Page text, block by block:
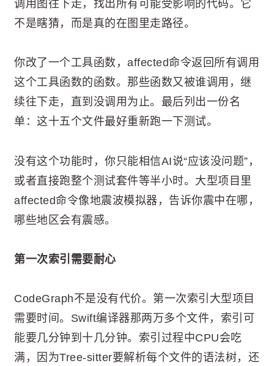
调用图往下走，找出所有可能受影响的代码。它
不是瞎猜，而是真的在图里走路径。
你改了一个工具函数，affected命令返回所有调用
这个工具函数的函数。那些函数又被谁调用，继
续往下走，直到没调用为止。最后列出一份名
单：这十五个文件最好重新跑一下测试。
没有这个功能时，你只能相信AI说“应该没问题”，
或者直接跑整个测试套件等半小时。大型项目里
affected命令像地震波模拟器，告诉你震中在哪，
哪些地区会有震感。
第一次索引需要耐心
CodeGraph不是没有代价。第一次索引大型项目
需要时间。Swift编译器那两万多个文件，索引可
能要几分钟到十几分钟。索引过程中CPU会吃
满，因为Tree-sitter要解析每个文件的语法树，还